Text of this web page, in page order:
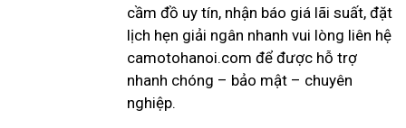
cầm đồ uy tín, nhận báo giá lãi suất, đặt
lịch hẹn giải ngân nhanh vui lòng liên hệ
camotohanoi.com để được hỗ trợ
nhanh chóng – bảo mật – chuyên
nghiệp.